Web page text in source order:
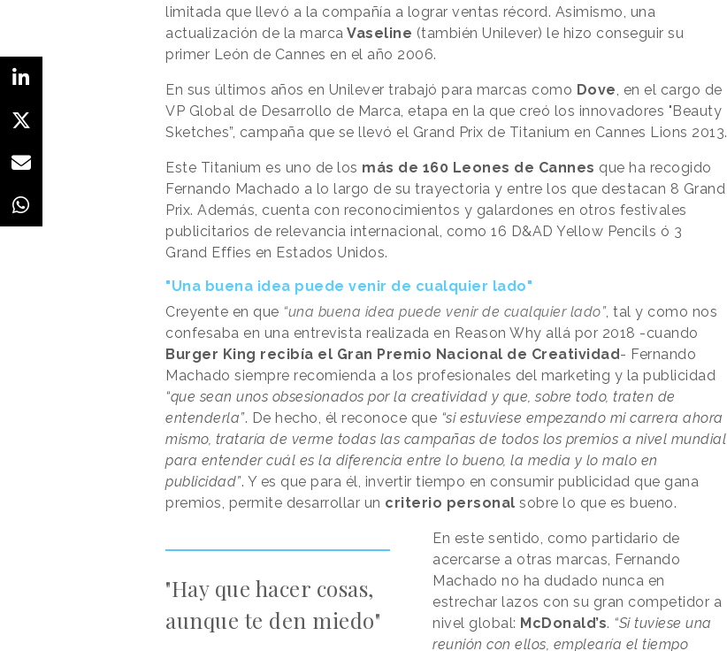
limitada que llevó a la compañía a lograr ventas récord. Asimismo, una
actualización de la marca Vaseline (también Unilever) le hizo conseguir su
primer León de Cannes en el año 2006.
En sus últimos años en Unilever trabajó para marcas como Dove , en el cargo de
VP Global de Desarrollo de Marca, etapa en la que creó los innovadores "Beauty
Sketches”, campaña que se llevó el Grand Prix de Titanium en Cannes Lions 2013.
Este Titanium es uno de los más de 160 Leones de Cannes que ha recogido
Fernando Machado a lo largo de su trayectoria y entre los que destacan 8 Grand
Prix. Además, cuenta con reconocimientos y galardones en otros festivales
publicitarios de relevancia internacional, como 16 D&AD Yellow Pencils ó 3
Grand Effies en Estados Unidos.
"Una buena idea puede venir de cualquier lado"
Creyente en que “una buena idea puede venir de cualquier lado”, tal y como nos
confesaba en una entrevista realizada en Reason Why allá por 2018 -cuando
Burger King recibía el Gran Premio Nacional de Creatividad- Fernando
Machado siempre recomienda a los profesionales del marketing y la publicidad
“que sean unos obsesionados por la creatividad y que, sobre todo, traten de
entenderla”. De hecho, él reconoce que “si estuviese empezando mi carrera ahora
mismo, trataría de verme todas las campañas de todos los premios a nivel mundial
para entender cuál es la diferencia entre lo bueno, la media y lo malo en
publicidad”. Y es que para él, invertir tiempo en consumir publicidad que gana
premios, permite desarrollar un criterio personal sobre lo que es bueno.
"Hay que hacer cosas,
aunque te den miedo"
En este sentido, como partidario de
acercarse a otras marcas, Fernando
Machado no ha dudado nunca en
estrechar lazos con su gran competidor a
nivel global: McDonald’s. “Si tuviese una
reunión con ellos, emplearía el tiempo